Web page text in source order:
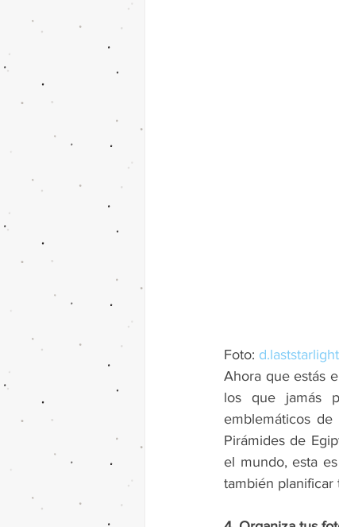
Foto: d.laststarlight
Ahora que estás
los que jamás
emblemáticos
Pirámides de
el mundo, esta
también planificar